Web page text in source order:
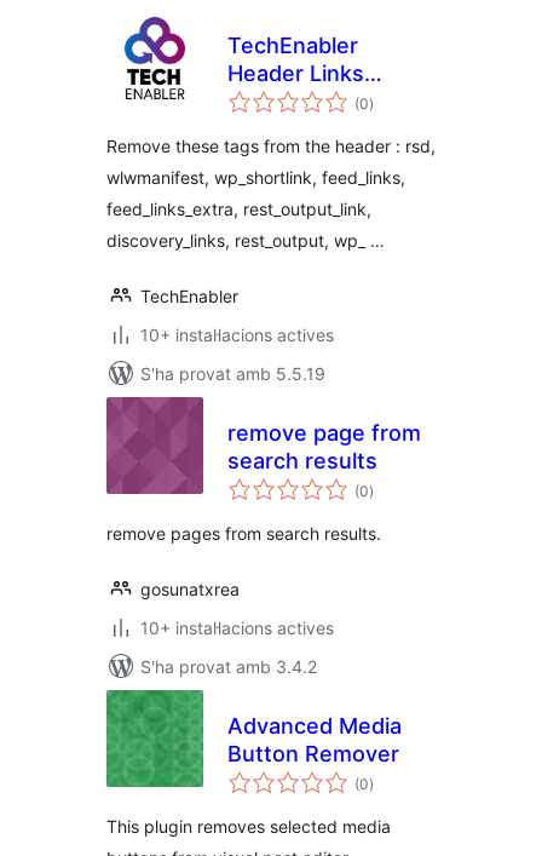
TechEnabler
Header Links
Removal
(0puntuacions
totals
)
Remove these tags from the header : rsd,
wlwmanifest, wp_shortlink, feed_links,
feed_links_extra, rest_output_link,
discovery_links, rest_output, wp_ …
TechEnabler
10+ instal·lacions actives
S'ha provat amb 5.5.19
remove page from
search results
(0puntuacions
totals
)
remove pages from search results.
gosunatxrea
10+ instal·lacions actives
S'ha provat amb 3.4.2
Advanced Media
Button Remover
(0puntuacions
totals
)
This plugin removes selected media